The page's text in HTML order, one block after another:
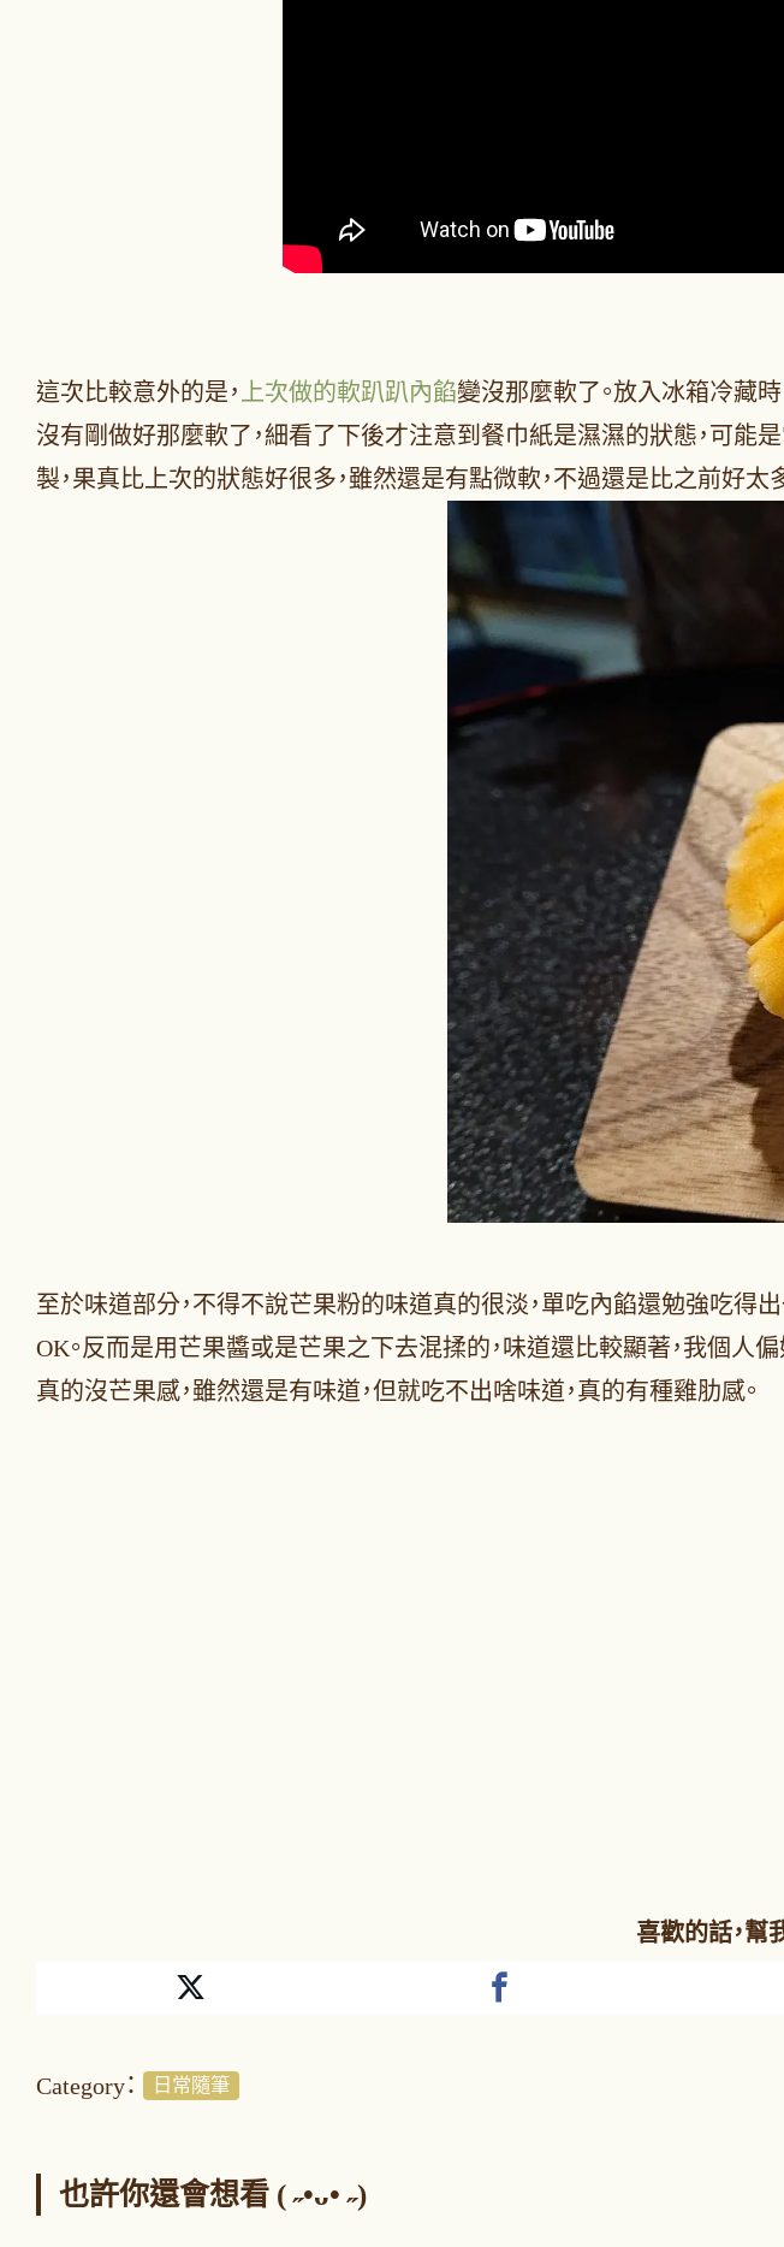
這次比較意外的是， 上次做的軟趴趴內餡變沒那麼軟了。放入冰箱冷藏
沒有剛做好那麼軟了，細看了下後才注意到餐巾紙是濕濕的狀態，可能
製，果真比上次的狀態好很多，雖然還是有點微軟，不過還是比之前好太
至於味道部分，不得不說芒果粉的味道真的很淡，單吃內餡還勉強吃得
OK。反而是用芒果醬或是芒果之下去混揉的，味道還比較顯著，我個人
真的沒芒果感，雖然還是有味道，但就吃不出啥味道，真的有種雞肋感。
Category： 日常隨筆
也許你還會想看 ( ˶•ᴗ• ˶)